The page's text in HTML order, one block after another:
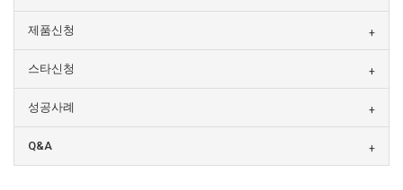
제품신청
스타신청
성공사례
Q&A